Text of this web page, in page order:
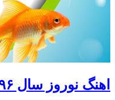
اهنگ نوروز سال ۱۳۹۶ مبارک باد